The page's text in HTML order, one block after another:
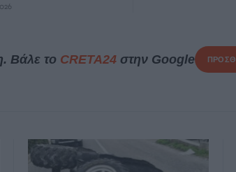
Βάλε το CRETA24στην Google